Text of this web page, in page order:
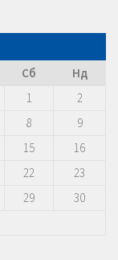
Сб
Нд
1
2
8
9
15
16
22
23
29
30